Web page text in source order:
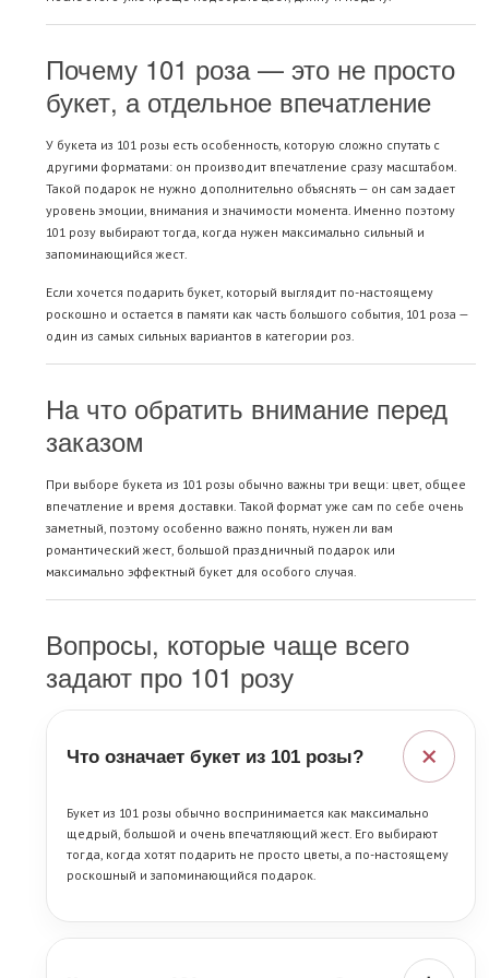
Почему 101 роза — это не просто
букет, а отдельное впечатление
У букета из 101 розы есть особенность, которую сложно спутать с
другими форматами: он производит впечатление сразу масштабом.
Такой подарок не нужно дополнительно объяснять — он сам задает
уровень эмоции, внимания и значимости момента. Именно поэтому
101 розу выбирают тогда, когда нужен максимально сильный и
запоминающийся жест.
Если хочется подарить букет, который выглядит по-настоящему
роскошно и остается в памяти как часть большого события, 101 роза —
один из самых сильных вариантов в категории роз.
На что обратить внимание перед
заказом
При выборе букета из 101 розы обычно важны три вещи: цвет, общее
впечатление и время доставки. Такой формат уже сам по себе очень
заметный, поэтому особенно важно понять, нужен ли вам
романтический жест, большой праздничный подарок или
максимально эффектный букет для особого случая.
Вопросы, которые чаще всего
задают про 101 розу
Что означает букет из 101 розы? +
Букет из 101 розы обычно воспринимается как максимально
щедрый, большой и очень впечатляющий жест. Его выбирают
тогда, когда хотят подарить не просто цветы, а по-настоящему
роскошный и запоминающийся подарок.